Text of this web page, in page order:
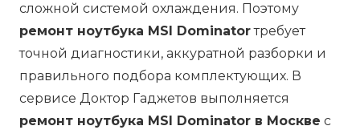
сложной системой охлаждения. Поэтому
ремонт ноутбука MSI Dominatorтребует
точной диагностики, аккуратной разборки и
правильного подбора комплектующих. В
сервисе Доктор Гаджетов выполняется
ремонт ноутбука MSI Dominator в Москве с